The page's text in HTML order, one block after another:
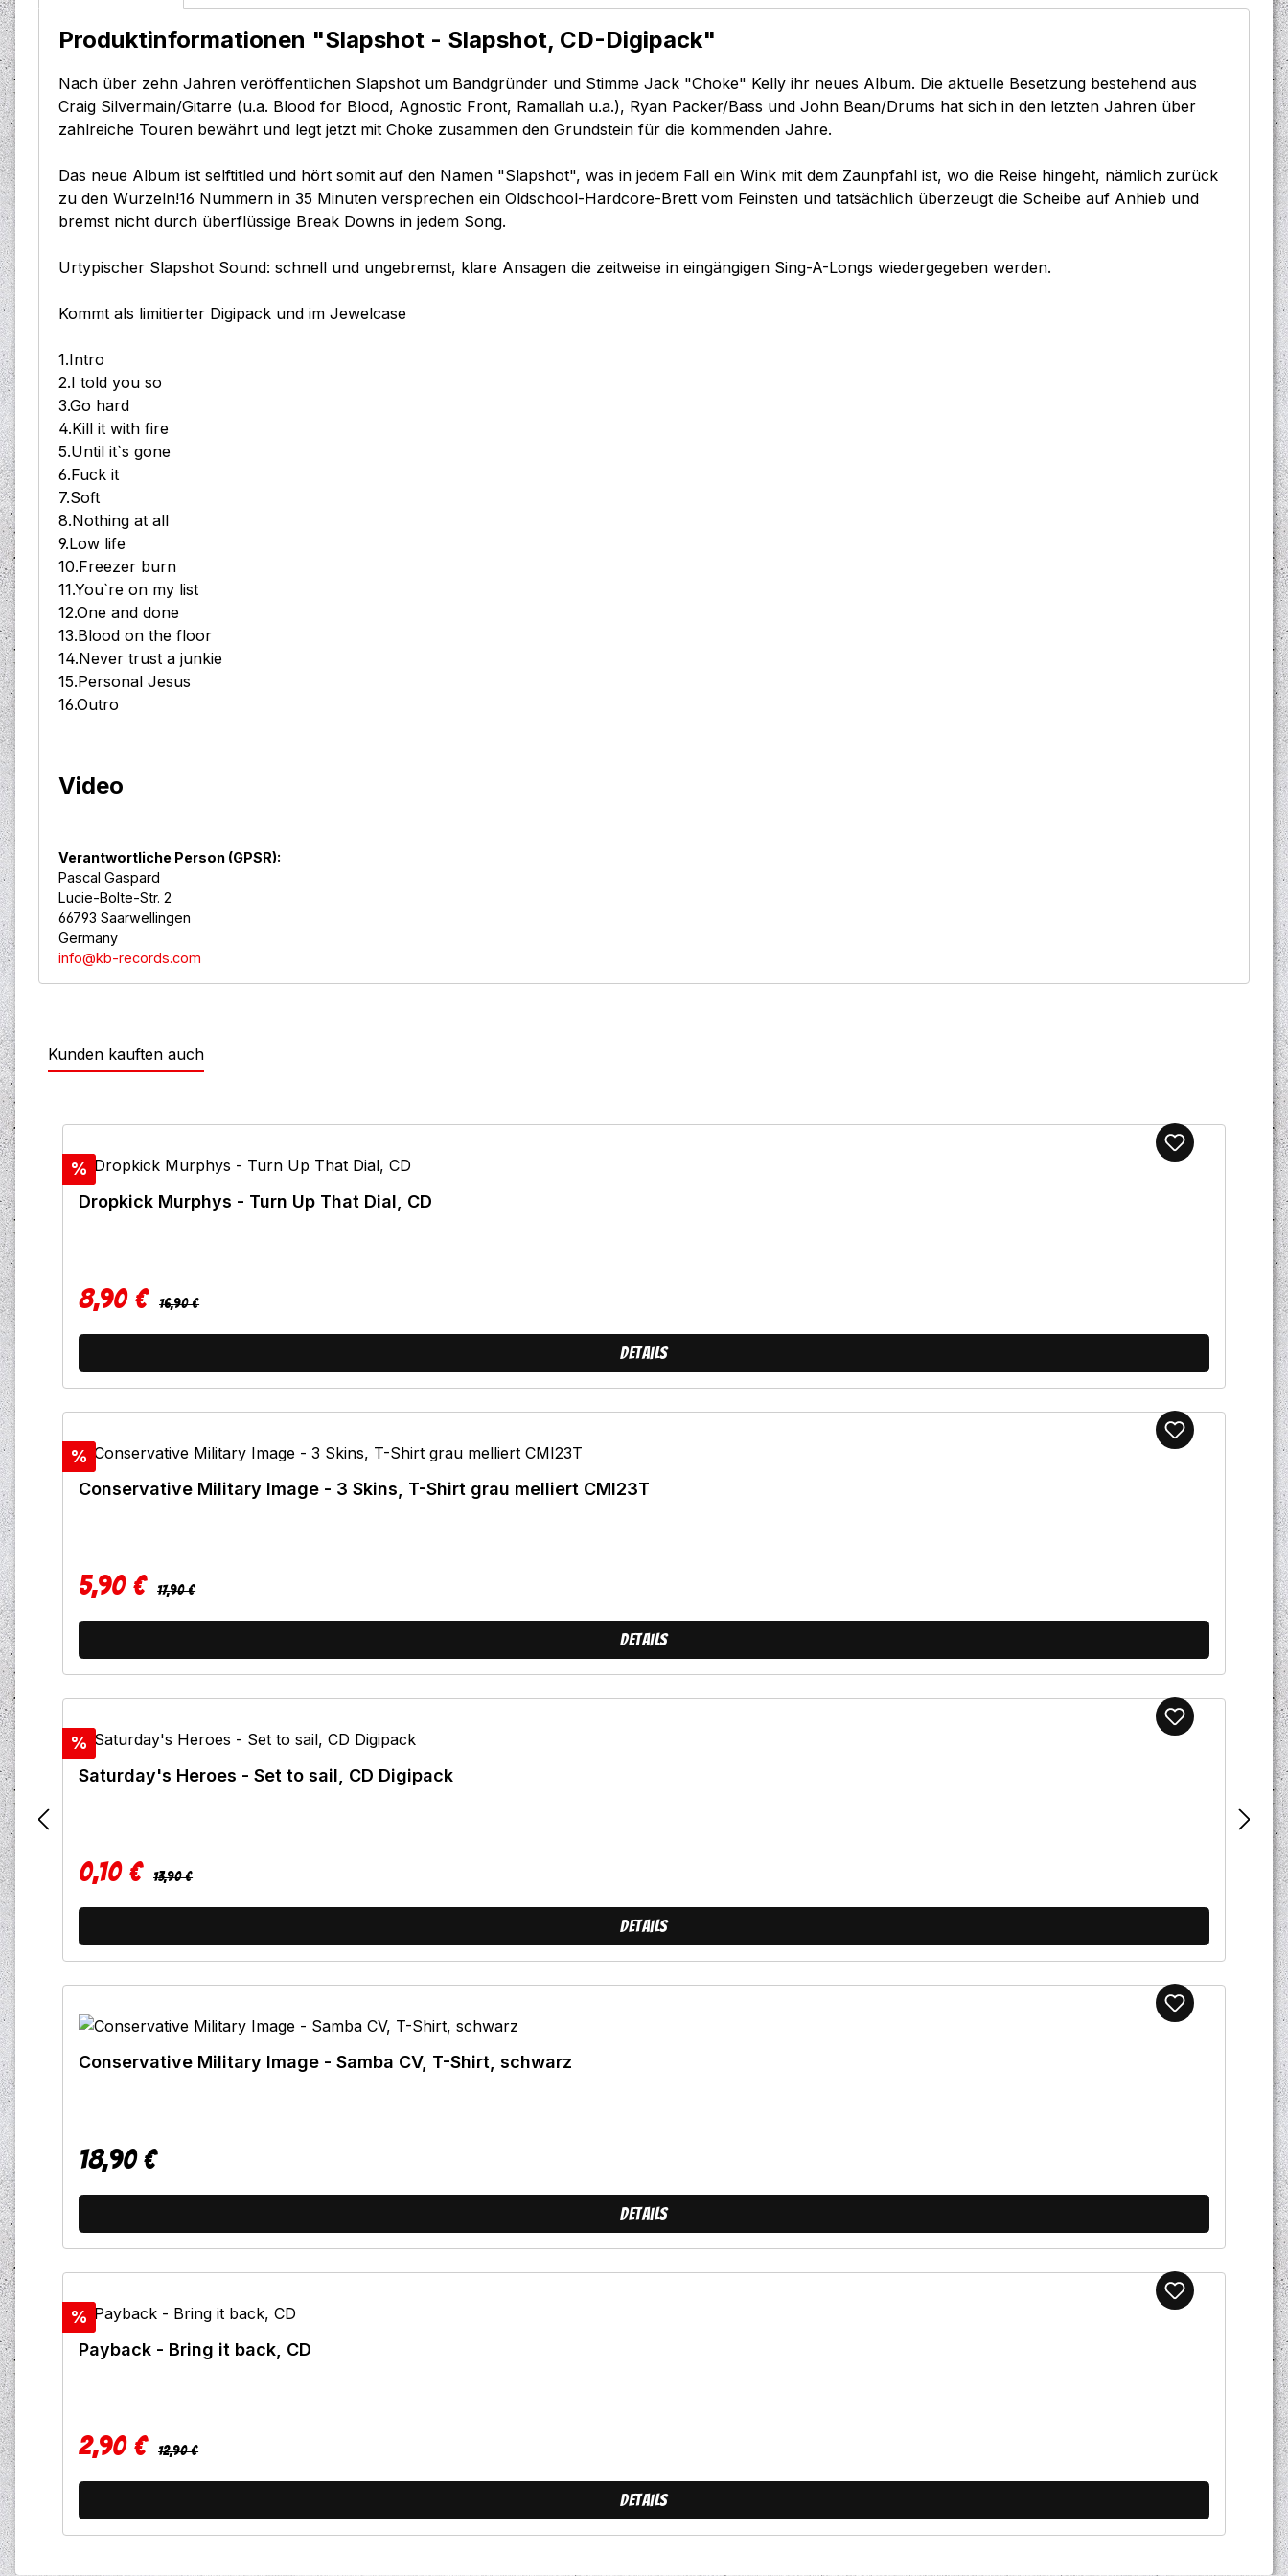
Produktinformationen "Slapshot - Slapshot, CD-Digipack"
Nach über zehn Jahren veröffentlichen Slapshot um Bandgründer und Stimme Jack "Choke" Kelly ihr neues Album. Die aktuelle Besetzung bestehend aus
Craig Silvermain/Gitarre (u.a. Blood for Blood, Agnostic Front, Ramallah u.a.), Ryan Packer/Bass und John Bean/Drums hat sich in den letzten Jahren über
zahlreiche Touren bewährt und legt jetzt mit Choke zusammen den Grundstein für die kommenden Jahre.
Das neue Album ist selftitled und hört somit auf den Namen "Slapshot", was in jedem Fall ein Wink mit dem Zaunpfahl ist, wo die Reise hingeht, nämlich zurück
zu den Wurzeln!16 Nummern in 35 Minuten versprechen ein Oldschool-Hardcore-Brett vom Feinsten und tatsächlich überzeugt die Scheibe auf Anhieb und
bremst nicht durch überflüssige Break Downs in jedem Song.
Urtypischer Slapshot Sound: schnell und ungebremst, klare Ansagen die zeitweise in eingängigen Sing-A-Longs wiedergegeben werden.
Kommt als limitierter Digipack und im Jewelcase
1.Intro
2.I told you so
3.Go hard
4.Kill it with fire
5.Until it`s gone
6.Fuck it
7.Soft
8.Nothing at all
9.Low life
10.Freezer burn
11.You`re on my list
12.One and done
13.Blood on the floor
14.Never trust a junkie
15.Personal Jesus
16.Outro
Video
Verantwortliche Person (GPSR):
Pascal Gaspard
Lucie-Bolte-Str. 2
66793 Saarwellingen
Germany
info@kb-records.com
Kunden kauften auch
Rabatt
%
Dropkick Murphys - Turn Up That Dial, CD
Verkaufspreis:
8,90 € Regulärer Preis:
16,90 €
Details
Rabatt
%
Conservative Military Image - 3 Skins, T-Shirt grau melliert CMI23T
Verkaufspreis:
5,90 € Regulärer Preis:
17,90 €
Details
Rabatt
%
Saturday's Heroes - Set to sail, CD Digipack
Verkaufspreis:
0,10 € Regulärer Preis:
13,90 €
Details
Conservative Military Image - Samba CV, T-Shirt, schwarz
Regulärer Preis:
18,90 €
Details
Rabatt
%
Payback - Bring it back, CD
Verkaufspreis:
2,90 € Regulärer Preis:
12,90 €
Details